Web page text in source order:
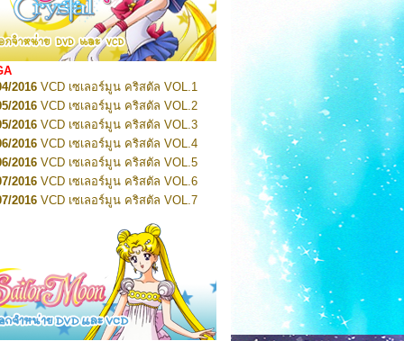
Pretty Guardian Sailor Moon Eternal
1
Pretty Guardian Sailor Moon Eternal
2
Pretty Guardian Sailor Moon Eternal
3
Pretty Guardian Sailor Moon Eternal
4
Pretty Guardian Sailor Moon Eternal
5
Pretty Guardian Sailor Moon Eternal
6
Pretty Guardian Sailor Moon Eternal
7
Pretty Guardian Sailor Moon Eternal
Pretty Guardian Sailor Moon Eternal
Pretty Guardian Sailor Moon Eternal
10
2026Code Name: Sailor V 1
2026Code Name: Sailor V 2
2016 VCD เซเลอร์มูน คริสตัล VOL.1
2016 VCD เซเลอร์มูน คริสตัล VOL.2
2016 VCD เซเลอร์มูน คริสตัล VOL.3
2016 VCD เซเลอร์มูน คริสตัล VOL.4
2016 VCD เซเลอร์มูน คริสตัล VOL.5
2016 VCD เซเลอร์มูน คริสตัล VOL.6
2016 VCD เซเลอร์มูน คริสตัล VOL.7
VCD เซเลอร์มูน คริสตัล VOL.9
VCD เซเลอร์มูน คริสตัล VOL.10
2016
VCD เซเลอร์มูน คริสตัล VOL.11
2016VCD เซเลอร์มูน คริสตัล VOL.12
2016VCD เซเลอร์มูน คริสตัล VOL.13
2016 DVD เซเลอร์มูน คริสตัล VOL.1